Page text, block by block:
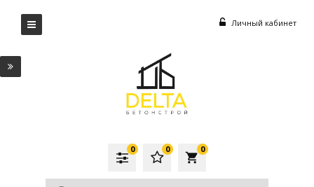
Личный кабинет
local_grocery_store
0
0
0